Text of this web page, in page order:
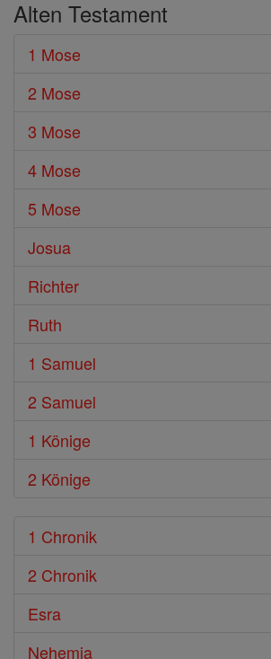
Alten Testament
1 Mose
2 Mose
3 Mose
4 Mose
5 Mose
Josua
Richter
Ruth
1 Samuel
2 Samuel
1 Könige
2 Könige
1 Chronik
2 Chronik
Esra
Nehemia